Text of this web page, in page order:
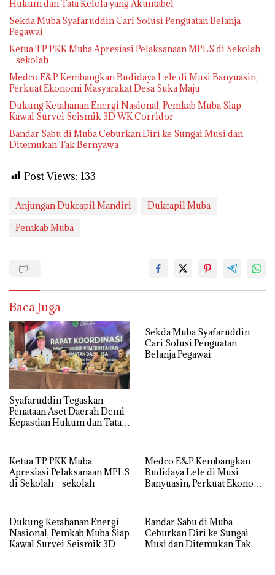
Hukum dan Tata Kelola yang Akuntabel
Sekda Muba Syafaruddin Cari Solusi Penguatan Belanja
Pegawai
Ketua TP PKK Muba Apresiasi Pelaksanaan MPLS di Sekolah
– sekolah
Medco E&P Kembangkan Budidaya Lele di Musi Banyuasin,
Perkuat Ekonomi Masyarakat Desa Suka Maju
Dukung Ketahanan Energi Nasional, Pemkab Muba Siap
Kawal Survei Seismik 3D WK Corridor
Bandar Sabu di Muba Ceburkan Diri ke Sungai Musi dan
Ditemukan Tak Bernyawa
Post Views: 133
Anjungan Dukcapil Mandiri
Dukcapil Muba
Pemkab Muba
Baca Juga
Syafaruddin Tegaskan
Penataan Aset Daerah Demi
Kepastian Hukum dan Tata
Sekda Muba Syafaruddin
Cari Solusi Penguatan
Belanja Pegawai
Ketua TP PKK Muba
Apresiasi Pelaksanaan MPLS
di Sekolah – sekolah
Medco E&P Kembangkan
Budidaya Lele di Musi
Banyuasin, Perkuat Ekonomi
Dukung Ketahanan Energi
Nasional, Pemkab Muba Siap
Kawal Survei Seismik 3D
Bandar Sabu di Muba
Ceburkan Diri ke Sungai
Musi dan Ditemukan Tak